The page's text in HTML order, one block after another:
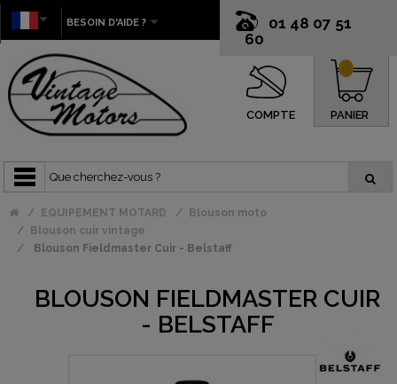
01 48 07 51
60
BESOIN D'AIDE ?
COMPTE PANIER
0
EQUIPEMENT MOTARD
Blouson moto
Blouson cuir vintage
Blouson Fieldmaster Cuir - Belstaff
BLOUSON FIELDMASTER CUIR
- BELSTAFF